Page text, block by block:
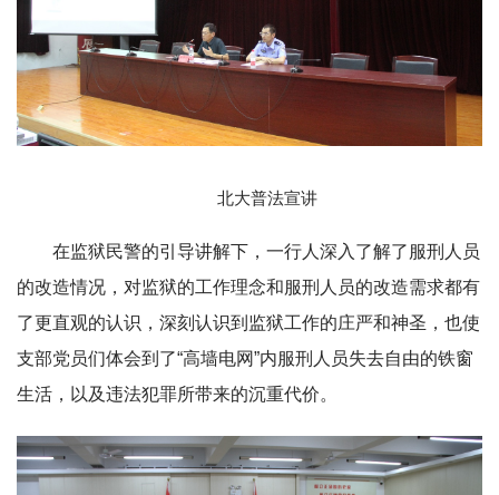
北大普法宣讲
在监狱民警的引导讲解下，一行人深入了解了服刑人员
的改造情况，对监狱的工作理念和服刑人员的改造需求都有
了更直观的认识，深刻认识到监狱工作的庄严和神圣，也使
支部党员们体会到了“高墙电网”内服刑人员失去自由的铁窗
生活，以及违法犯罪所带来的沉重代价。